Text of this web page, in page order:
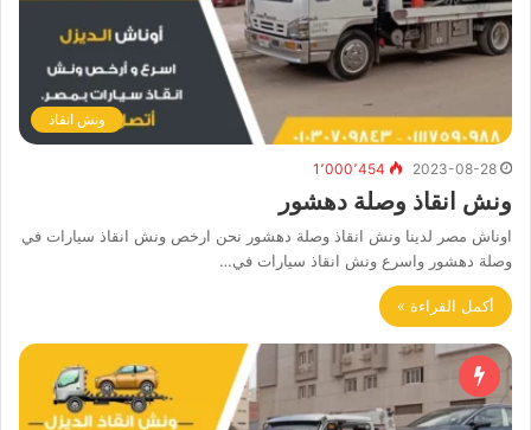
ونش انقاذ
2023-08-28 1٬000٬454
ونش انقاذ وصلة دهشور
اوناش مصر لدينا ونش انقاذ وصلة دهشور نحن ارخص ونش انقاذ سيارات في
وصلة دهشور واسرع ونش انقاذ سيارات في…
أكمل القراءة »